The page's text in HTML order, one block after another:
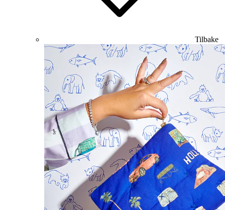
Tilbake